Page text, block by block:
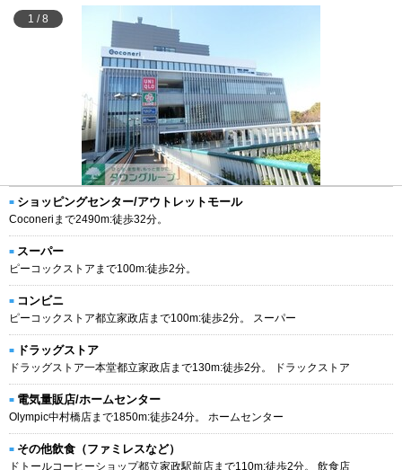
1 /8
ショッピングセンター/アウトレットモール
Coconeriまで2490m:徒歩32分。
スーパー
ピーコックストアまで100m:徒歩2分。
コンビニ
ピーコックストア都立家政店まで100m:徒歩2分。 スーパー
ドラッグストア
ドラッグストア一本堂都立家政店まで130m:徒歩2分。 ドラックストア
電気量販店/ホームセンター
Olympic中村橋店まで1850m:徒歩24分。 ホームセンター
その他飲食（ファミレスなど）
ドトールコーヒーショップ都立家政駅前店まで110m:徒歩2分。 飲食店